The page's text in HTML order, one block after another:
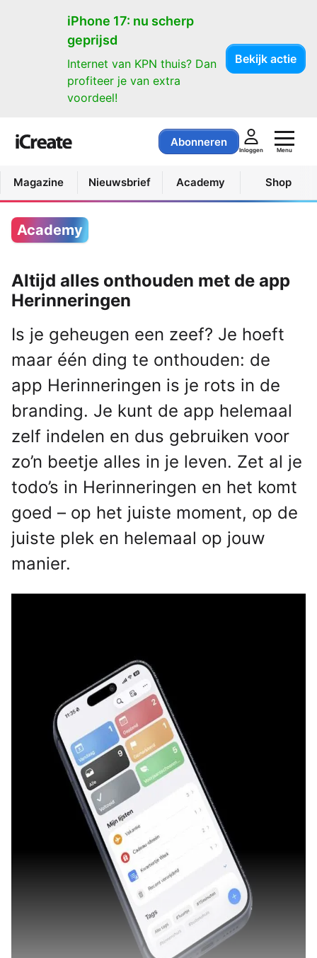
iPhone 17: nu scherp
geprijsd
Internet van KPN thuis? Dan
profiteer je van extra
voordeel!
Bekijk actie
Abonneren
Inloggen Menu
Magazine Nieuwsbrief Academy Shop
Academy
Altijd alles onthouden met de app
Herinneringen
Is je geheugen een zeef? Je hoeft
maar één ding te onthouden: de
app Herinneringen is je rots in de
branding. Je kunt de app helemaal
zelf indelen en dus gebruiken voor
zo’n beetje alles in je leven. Zet al je
todo’s in Herinneringen en het komt
goed – op het juiste moment, op de
juiste plek en helemaal op jouw
manier.